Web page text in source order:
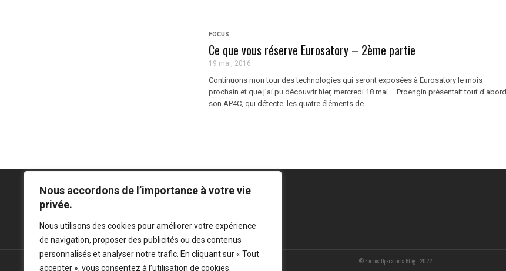
Nous accordons de l’importance à votre vie
privée.
Nous utilisons des cookies pour améliorer votre expérience
de navigation, proposer des publicités ou des contenus
personnalisés et analyser notre trafic. En cliquant sur « Tout
accepter », vous consentez à l’utilisation de cookies.
FOCUS
Ce que vous réserve Eurosatory – 2ème partie
19 mai, 2016
Continuons mon tour des technologies qui seront exposées à Eurosatory le mois
prochain et que j’ai pu découvrir hier, mercredi 18 mai. Proengin présentait tout d’abord
son AP4C, qui détecte les quatre éléments de ...
Mentions légales -Politique de confidentialité
© Forces Operations Blog - 2022